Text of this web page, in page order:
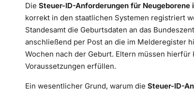
Die Steuer-ID-Anforderungen für Neugeborene
korrekt in den staatlichen Systemen registriert
Standesamt die Geburtsdaten an das
anschließend per Post an die im Melderegister
Wochen nach der Geburt. Eltern müssen
Voraussetzungen erfüllen.
Ein wesentlicher Grund, warum die Steuer-ID-